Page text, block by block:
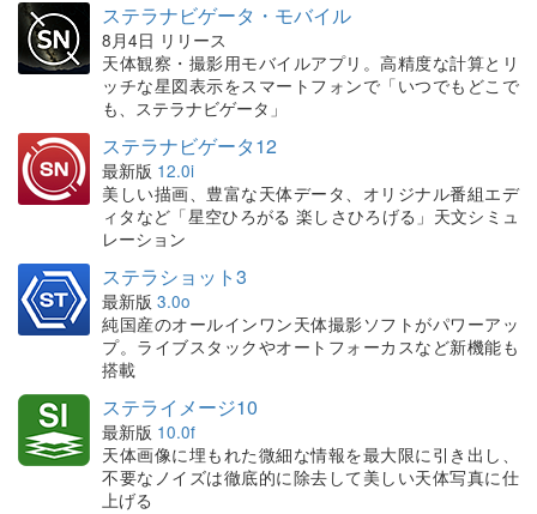
ステラナビゲータ・モバイル
8月4日 リリース
天体観察・撮影用モバイルアプリ。高精度な計算とリ
ッチな星図表示をスマートフォンで「いつでもどこで
も、ステラナビゲータ」
ステラナビゲータ12
最新版 12.0i
美しい描画、豊富な天体データ、オリジナル番組エデ
ィタなど「星空ひろがる 楽しさひろげる」天文シミュ
レーション
ステラショット3
最新版 3.0o
純国産のオールインワン天体撮影ソフトがパワーアッ
プ。ライブスタックやオートフォーカスなど新機能も
搭載
ステライメージ10
最新版 10.0f
天体画像に埋もれた微細な情報を最大限に引き出し、
不要なノイズは徹底的に除去して美しい天体写真に仕
上げる